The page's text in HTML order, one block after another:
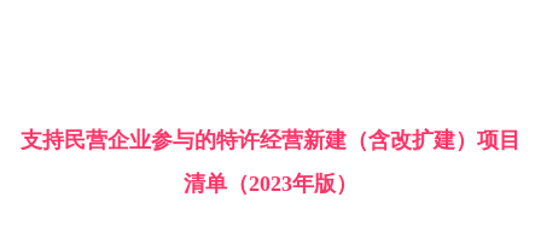
支持民营企业参与的特许经营新建（含改扩建）项目
清单（2023年版）